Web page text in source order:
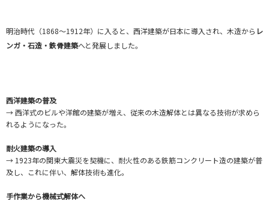
明治時代（1868〜1912年）に入ると、西洋建築が日本に導入され、木造から レ
ンガ・石造・鉄骨建築へと発展しました。
西洋建築の普及
→ 西洋式のビルや洋館の建築が増え、従来の木造解体とは異なる技術が求めら
れるようになった。
耐火建築の導入
→ 1923年の関東大震災を契機に、耐火性のある鉄筋コンクリート造の建築が普
及し、これに伴い、解体技術も進化。
手作業から機械式解体へ